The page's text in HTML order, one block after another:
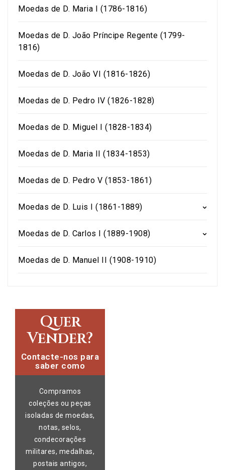
Moedas de D. Maria I (1786-1816)
Moedas de D. João Príncipe Regente (1799-
1816)
Moedas de D. João VI (1816-1826)
Moedas de D. Pedro IV (1826-1828)
Moedas de D. Miguel I (1828-1834)
Moedas de D. Maria II (1834-1853)
Moedas de D. Pedro V (1853-1861)
Moedas de D. Luis I (1861-1889)
Moedas de D. Carlos I (1889-1908)
Moedas de D. Manuel II (1908-1910)
Quer
Vender?
Contacte-nos para
saber como
Compramos
coleções ou peças
isoladas de moedas,
notas, selos,
condecorações
militares, medalhas,
postais antigos,